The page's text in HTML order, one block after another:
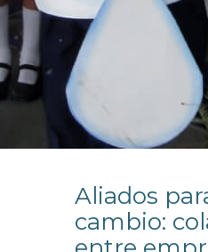
Aliados
cambio: